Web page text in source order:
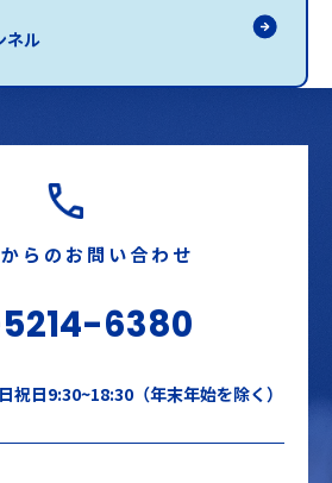
ネル
らのお問い合わせ
6380
祝日9:30~18:30（年末年始を除く）